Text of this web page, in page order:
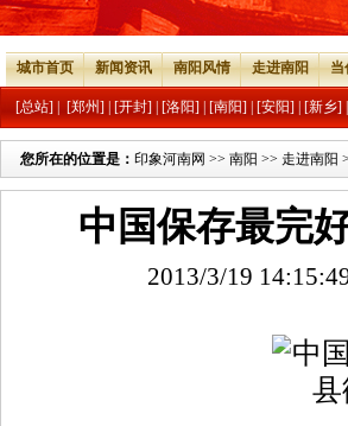
城市首页 新闻资讯 南阳风情 走进南阳 当
[总站] [郑州] [开封] [洛阳] [南阳] [安阳] [新乡]
您所在的位置是： 印象河南网 >> 南阳 >> 走进南阳
中国保存最完
2013/3/19